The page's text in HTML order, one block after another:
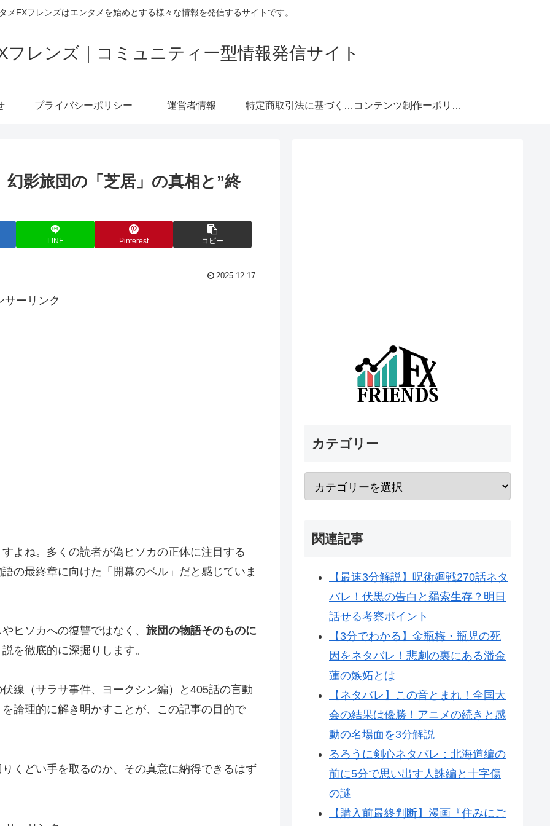
メFXフレンズはエンタメを始めとする様々な情報を発信するサイトです。
フレンズ｜コミュニティー型情報発信サイト
プライバシーポリシー 運営者情報 特定商取引法に基づく表記 コンテンツ制作ーポリシー
影旅団の「芝居」の真相と”終
LINE Pinterest コピー
2025.12.17
サーリンク
よね。多くの読者が偽ヒソカの正体に注目する
の最終章に向けた「開幕のベル」だと感じていま
ヒソカへの復讐ではなく、 旅団の物語そのものに
を徹底的に深掘りします。
線（サラサ事件、ヨークシン編）と405話の言動
を論理的に解き明かすことが、この記事の目的で
くどい手を取るのか、その真意に納得できるはず
カテゴリー
関連記事
【最速3分解説】呪術廻戦270話ネタ
バレ！伏黒の告白と羂索生存？明日
話せる考察ポイント
【3分でわかる】金瓶梅・瓶児の死
因をネタバレ！悲劇の裏にある潘金
蓮の嫉妬とは
【ネタバレ】この音とまれ！全国大
会の結果は優勝！アニメの続きと感
動の名場面を3分解説
るろうに剣心ネタバレ：北海道編の
前に5分で思い出す人誅編と十字傷
の謎
【購入前最終判断】漫画『住みにご